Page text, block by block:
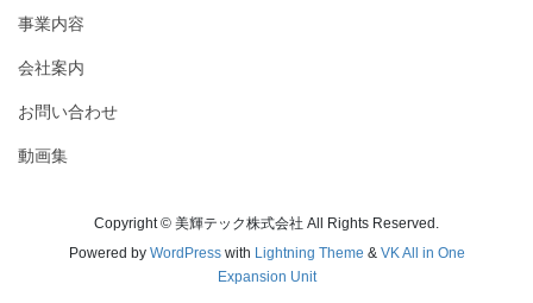
事業内容
会社案内
お問い合わせ
動画集
Copyright © 美輝テック株式会社 All Rights Reserved.
Powered by WordPresswith Lightning Theme & VK All in One
Expansion Unit